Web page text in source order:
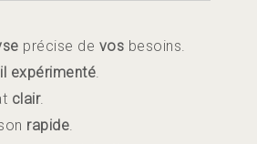
précise de vos besoins.
expérimenté.
clair.
rapide.